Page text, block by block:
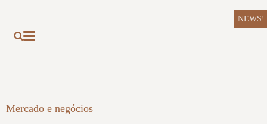
NEWS!
Mercado e negócios